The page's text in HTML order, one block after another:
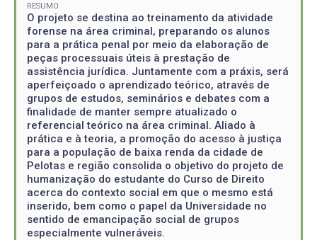
RESUMO
O projeto se destina ao treinamento da atividade
forense na área criminal, preparando os alunos
para a prática penal por meio da elaboração de
peças processuais úteis à prestação de
assistência jurídica. Juntamente com a práxis, será
aperfeiçoado o aprendizado teórico, através de
grupos de estudos, seminários e debates com a
finalidade de manter sempre atualizado o
referencial teórico na área criminal. Aliado à
prática e à teoria, a promoção do acesso à justiça
para a população de baixa renda da cidade de
Pelotas e região consolida o objetivo do projeto de
humanização do estudante do Curso de Direito
acerca do contexto social em que o mesmo está
inserido, bem como o papel da Universidade no
sentido de emancipação social de grupos
especialmente vulneráveis.